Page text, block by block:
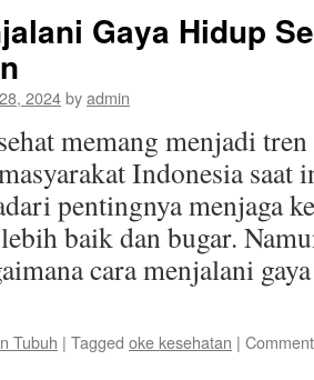
Gaya Hidup
2024byadmin
memang menjadi
Indonesia saat
pentingnya menjaga
baik dan bugar.
cara menjalani
Tubuh | Tagged oke kesehatan |